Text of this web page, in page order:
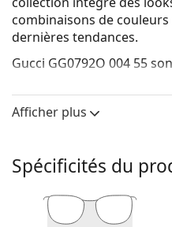
combinaisons de
dernières tendances.
Gucci GG0792O 004 55
la fonction d'essai virtuel
La couleur grise de la
parfaitement avec tous
roux, gris, blancs ou
Les montures Cat Eye
Afficher plus
Spécificités du